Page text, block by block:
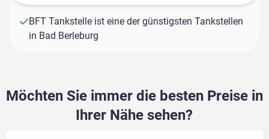
BFT Tankstelle ist eine der günstigsten Tankstellen
in Bad Berleburg
Möchten Sie immer die besten Preise in
Ihrer Nähe sehen?